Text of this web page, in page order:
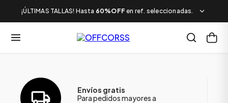
¡ÚLTIMAS TALLAS! Hasta 60%OFF en ref. seleccionadas.
Envíos gratis
Para pedidos mayores a